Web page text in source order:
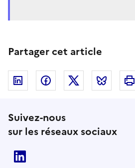
Partager cet article
Linkedin FacebookTwitter Bluesky
Suivez-nous
sur les réseaux sociaux